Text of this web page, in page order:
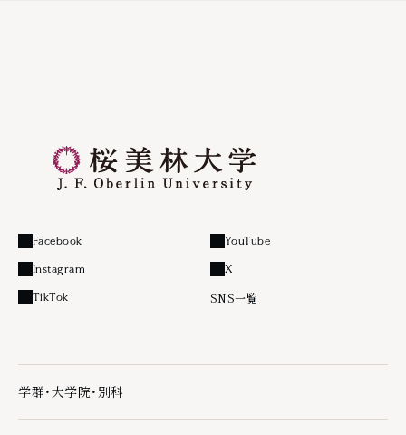
Facebook
外部リンク
YouTube
外部リンク
Instagram
外部リンク
X
外部リンク
TikTok
外部リンク SNS一覧
学群・大学院・別科
学群・大学院・別科の下層ページ一覧を開く